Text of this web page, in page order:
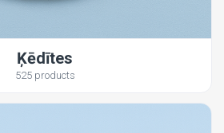
Ķēdītes
525 products